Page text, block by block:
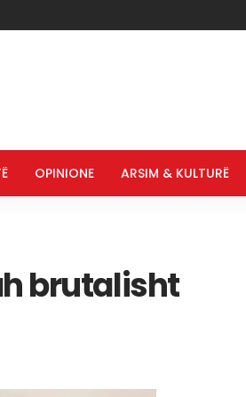
OPINIONE ARSIM & KULTURË
brutalisht